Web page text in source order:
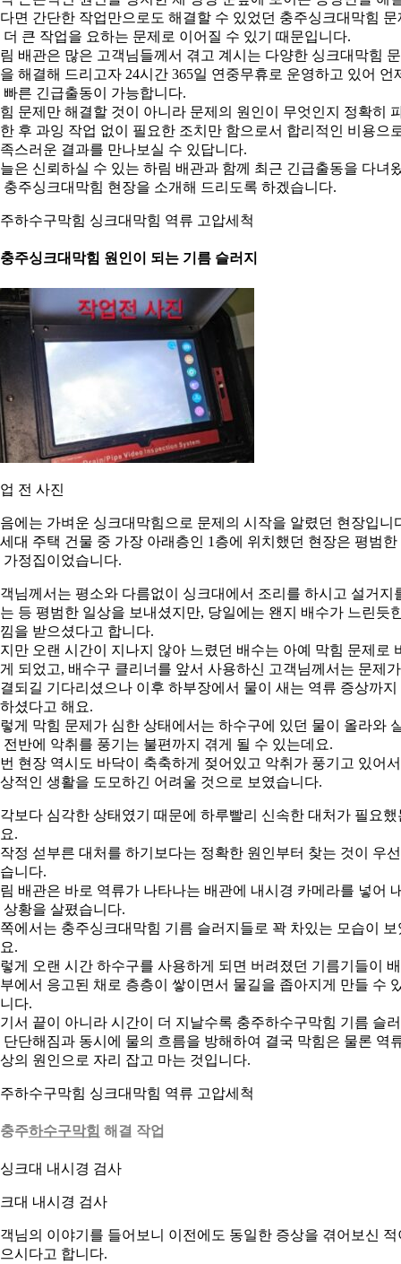
면 간단한 작업만으로도 해결할 수 있었던 충주싱크대막힘 문
더 큰 작업을 요하는 문제로 이어질 수 있기 때문입니다.
배관은 많은 고객님들께서 겪고 계시는 다양한 싱크대막힘
해결해 드리고자 24시간 365일 연중무휴로 운영하고 있어 언
빠른 긴급출동이 가능합니다.
문제만 해결할 것이 아니라 문제의 원인이 무엇인지 정확히
후 과잉 작업 없이 필요한 조치만 함으로서 합리적인 비용으
스러운 결과를 만나보실 수 있답니다.
은 신뢰하실 수 있는 하림 배관과 함께 최근 긴급출동을 다녀
충주싱크대막힘 현장을 소개해 드리도록 하겠습니다.
하수구막힘 싱크대막힘 역류 고압세척
주싱크대막힘 원인이 되는 기름 슬러지
전 사진
에는 가벼운 싱크대막힘으로 문제의 시작을 알렸던 현장입니
대 주택 건물 중 가장 아래층인 1층에 위치했던 현장은 평범한
가정집이었습니다.
님께서는 평소와 다름없이 싱크대에서 조리를 하시고 설거지
등 평범한 일상을 보내셨지만, 당일에는 왠지 배수가 느린듯
을 받으셨다고 합니다.
만 오랜 시간이 지나지 않아 느렸던 배수는 아예 막힘 문제로
되었고, 배수구 클리너를 앞서 사용하신 고객님께서는 문제가
되길 기다리셨으나 이후 하부장에서 물이 새는 역류 증상까지
셨다고 해요.
게 막힘 문제가 심한 상태에서는 하수구에 있던 물이 올라와
전반에 악취를 풍기는 불편까지 겪게 될 수 있는데요.
현장 역시도 바닥이 축축하게 젖어있고 악취가 풍기고 있어서
적인 생활을 도모하긴 어려울 것으로 보였습니다.
보다 심각한 상태였기 때문에 하루빨리 신속한 대처가 필요했
.
정 섣부른 대처를 하기보다는 정확한 원인부터 찾는 것이 우
니다.
배관은 바로 역류가 나타나는 배관에 내시경 카메라를 넣어
상황을 살폈습니다.
에서는 충주싱크대막힘 기름 슬러지들로 꽉 차있는 모습이 보
.
게 오랜 시간 하수구를 사용하게 되면 버려졌던 기름기들이
에서 응고된 채로 층층이 쌓이면서 물길을 좁아지게 만들 수
다.
서 끝이 아니라 시간이 더 지날수록 충주하수구막힘 기름 슬
단단해짐과 동시에 물의 흐름을 방해하여 결국 막힘은 물론 역
의 원인으로 자리 잡고 마는 것입니다.
하수구막힘 싱크대막힘 역류 고압세척
주하수구막힘 해결 작업
대 내시경 검사
님의 이야기를 들어보니 이전에도 동일한 증상을 겪어보신 적
시다고 합니다.